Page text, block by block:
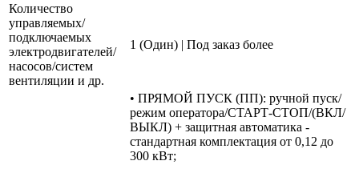
Количество
управляемых/
подключаемых
электродвигателей/
насосов/систем
вентиляции и др.
1 (Один) | Под заказ более
• ПРЯМОЙ ПУСК (ПП): ручной пуск/
режим оператора/СТАРТ-СТОП/(ВКЛ/
ВЫКЛ) + защитная автоматика -
стандартная комплектация от 0,12 до
300 кВт;